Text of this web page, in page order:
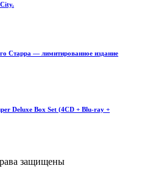
Старра — лимитированное издание
Deluxe Box Set (4CD + Blu-ray +
защищены